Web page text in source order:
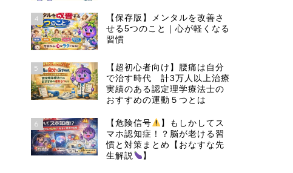
4
【保存版】メンタルを改善さ
せる5つのこと｜心が軽くなる
習慣
5
【超初心者向け】腰痛は自分
で治す時代 計3万人以上治療
実績のある認定理学療法士の
おすすめの運動５つとは
6 【危険信号
】もしかしてス
マホ認知症！？脳が老ける習
慣と対策まとめ【おなすな先
生解説
】